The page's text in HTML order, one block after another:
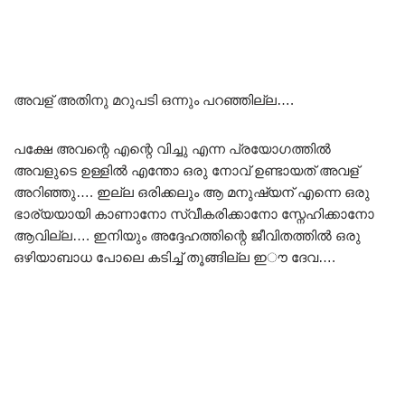
അവള് അതിനു മറുപടി ഒന്നും പറഞ്ഞില്ല….
പക്ഷേ അവന്റെ എന്റെ വിച്ചു എന്ന പ്രയോഗത്തിൽ
അവളുടെ ഉള്ളിൽ എന്തോ ഒരു നോവ് ഉണ്ടായത് അവള്
അറിഞ്ഞു…. ഇല്ല ഒരിക്കലും ആ മനുഷ്യന് എന്നെ ഒരു
ഭാര്യയായി കാണാനോ സ്വീകരിക്കാനോ സ്നേഹിക്കാനോ
ആവില്ല…. ഇനിയും അദ്ദേഹത്തിന്റെ ജീവിതത്തിൽ ഒരു
ഒഴിയാബാധ പോലെ കടിച്ച് തൂങ്ങില്ല ഇൗ ദേവ….